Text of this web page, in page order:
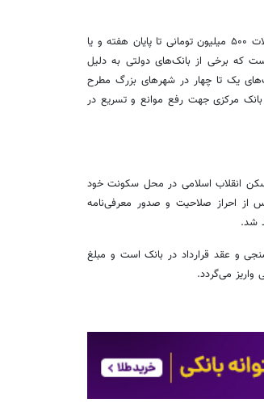
به گفته مجید جودی، معاون بنیاد مسکن، انتظار می‌رود روند پرداخت تسهیلات ۵۰۰ میلیون تومانی تا پایان هفته و یا
ذکر است که برخی از بانک‌های دولتی به دلیل
یک تا چهار در شهرهای بزرگ مطرح
بانک مرکزی جهت رفع موانع و تسریع در
مسکن انقلاب اسلامی در محل سکونت خود
از احراز صلاحیت و صدور معرفی‌نامه
شد.
و عقد قرارداد در بانک است و مبلغ
می‌گردد.